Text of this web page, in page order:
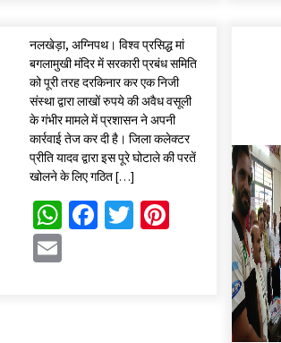
नलखेड़ा, अग्निपथ। विश्व प्रसिद्ध मां
बगलामुखी मंदिर में सरकारी प्रबंध समिति
को पूरी तरह दरकिनार कर एक निजी
संस्था द्वारा लाखों रुपये की अवैध वसूली
के गंभीर मामले में प्रशासन ने अपनी
कार्रवाई तेज कर दी है। जिला कलेक्टर
प्रीति यादव द्वारा इस पूरे घोटाले की परतें
खोलने के लिए गठित […]
WhatsApp
Facebook
TwitterPinterest